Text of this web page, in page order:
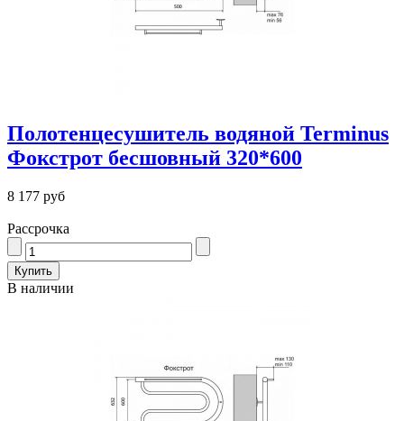
Полотенцесушитель водяной Terminus
Фокстрот бесшовный 320*600
8 177 руб
Рассрочка
В наличии